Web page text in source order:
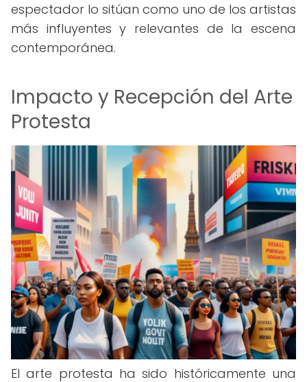
espectador lo sitúan como uno de los artistas
más influyentes y relevantes de la escena
contemporánea.
Impacto y Recepción del Arte
Protesta
El arte protesta ha sido históricamente una